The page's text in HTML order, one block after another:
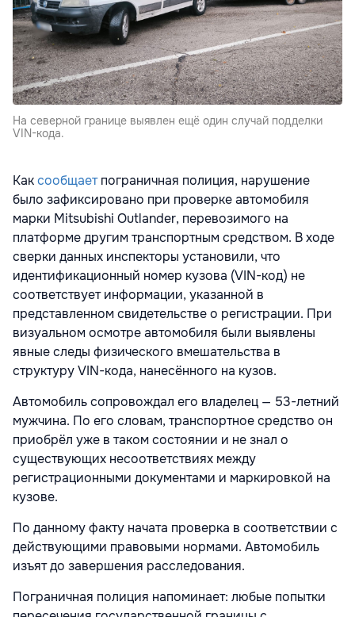
На северной границе выявлен ещё один случай подделки
VIN-кода.
Каксообщаетпограничная полиция, нарушение
было зафиксировано при проверке автомобиля
марки Mitsubishi Outlander, перевозимого на
платформе другим транспортным средством. В ходе
сверки данных инспекторы установили, что
идентификационный номер кузова (VIN-код) не
соответствует информации, указанной в
представленном свидетельстве о регистрации. При
визуальном осмотре автомобиля были выявлены
явные следы физического вмешательства в
структуру VIN-кода, нанесённого на кузов.
Автомобиль сопровождал его владелец — 53-летний
мужчина. По его словам, транспортное средство он
приобрёл уже в таком состоянии и не знал о
существующих несоответствиях между
регистрационными документами и маркировкой на
кузове.
По данному факту начата проверка в соответствии с
действующими правовыми нормами. Автомобиль
изъят до завершения расследования.
Пограничная полиция напоминает: любые попытки